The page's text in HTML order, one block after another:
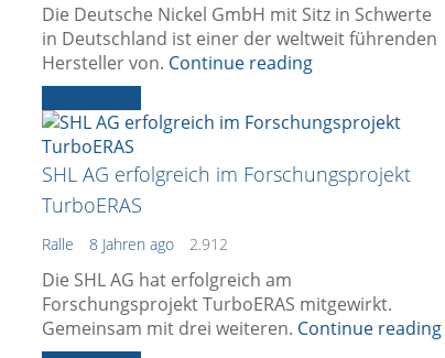
Die Deutsche Nickel GmbH mit Sitz in Schwerte
in Deutschland ist einer der weltweit führenden
Hersteller von. Continue reading
SHL AG erfolgreich im Forschungsprojekt
TurboERAS
Ralle 8 Jahren ago 2.912
Die SHL AG hat erfolgreich am
Forschungsprojekt TurboERAS mitgewirkt.
Gemeinsam mit drei weiteren. Continue reading